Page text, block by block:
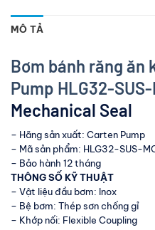
MÔ TẢ
Bơm bánh răng ăn
Pump HLG32-SUS-
Mechanical Seal
– Hãng sản xuất: Carten Pump
– Mã sản phẩm: HLG32-SUS-
– Bảo hành 12 tháng
THÔNG SỐ KỸ THUẬT
– Vật liệu đầu bơm: Inox
– Bệ bơm: Thép sơn chống gỉ
– Khớp nối: Flexible Coupling